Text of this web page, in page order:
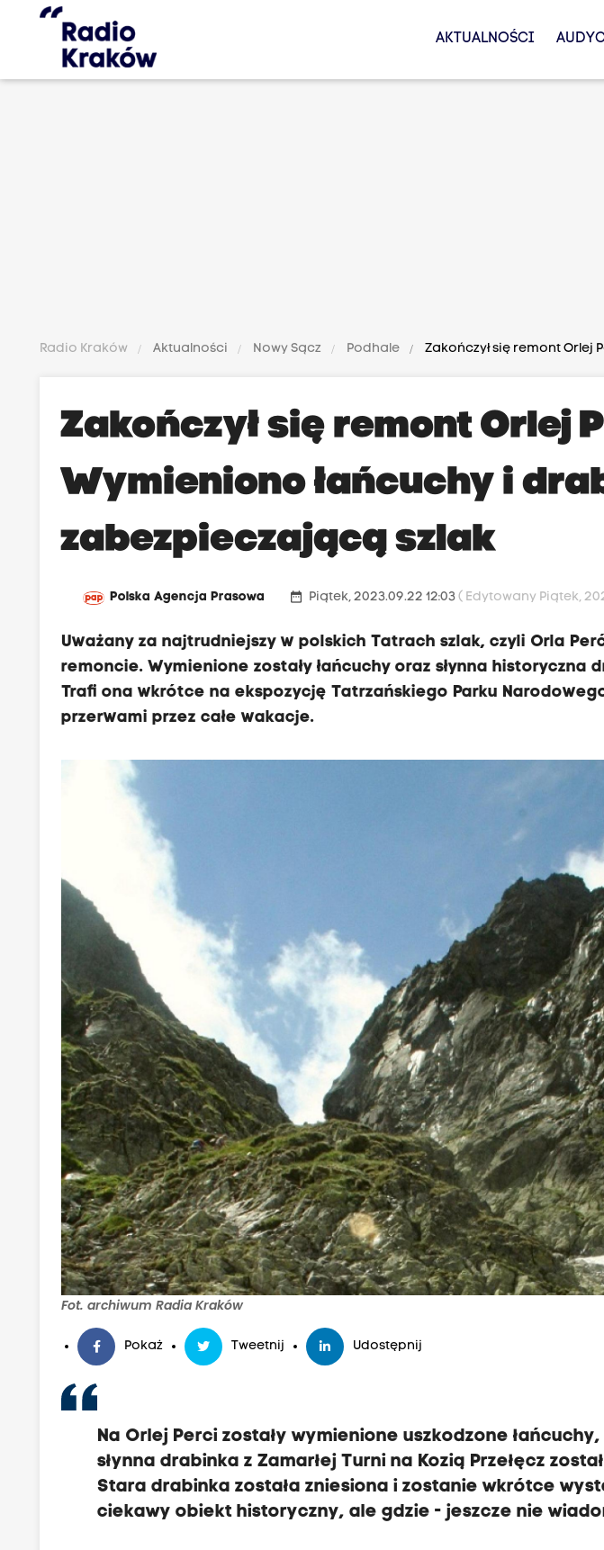
AKTUALNOŚCI
Radio Kraków Aktualności Nowy Sącz Podhale Zakończył się remont Orlej
Zakończył się remont Orlej
Wymieniono łańcuchy i
zabezpieczającą szlak
Polska Agencja Prasowa date_range Piątek, 2023.09.22 12:03( Edytowany Piątek,
Uważany za najtrudniejszy w polskich Tatrach szlak, czyli Orla
remoncie. Wymienione zostały łańcuchy oraz słynna historyczna
Trafi ona wkrótce na ekspozycję Tatrzańskiego Parku
przerwami przez całe wakacje.
Fot. archiwum Radia Kraków
Pokaż Tweetnij Udostępnij
Na Orlej Perci zostały wymienione uszkodzone
słynna drabinka z Zamarłej Turni na Kozią Przełęcz
Stara drabinka została zniesiona i zostanie wkrótce
ciekawy obiekt historyczny, ale gdzie - jeszcze nie